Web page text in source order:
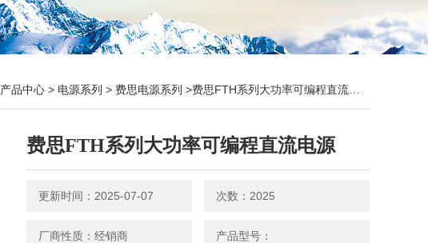
产品中心 > 电源系列 > 费思电源系列 >费思FTH系列大功率可编程直流电源
费思FTH系列大功率可编程直流电源
更新时间：2025-07-07 次数：2025
厂商性质：经销商 产品型号：